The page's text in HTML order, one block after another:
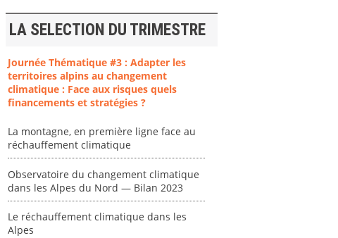
en
- État des
électronique ]
de gestion des
vagues de
[ Ressource électronique ]
0000
climatiques
extrêmes : quels
LA SELECTION DU TRIMESTRE
Journée Thématique #3 : Adapter les
territoires alpins au changement
climatique : Face aux risques quels
financements et stratégies ?
La montagne, en première ligne face au
réchauffement climatique
Observatoire du changement climatique
dans les Alpes du Nord — Bilan 2023
Le réchauffement climatique dans les
Alpes